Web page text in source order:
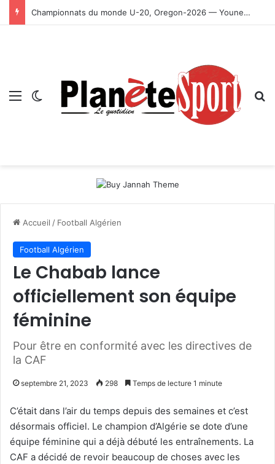
Championnats du monde U-20, Oregon-2026 — Younes Ayachi décroche la médaille d’or
Menu Switch skin
Accueil / Football Algérien
Football Algérien
Le Chabab lance
officiellement son équipe
féminine
Pour être en conformité avec les directives de
la CAF
septembre 21, 2023 298 Temps de lecture 1 minute
C’était dans l’air du temps depuis des semaines et c’est
désormais officiel. Le champion d’Algérie se dote d’une
équipe féminine qui a déjà débuté les entraînements. La
CAF a décidé de revoir beaucoup de choses avec les